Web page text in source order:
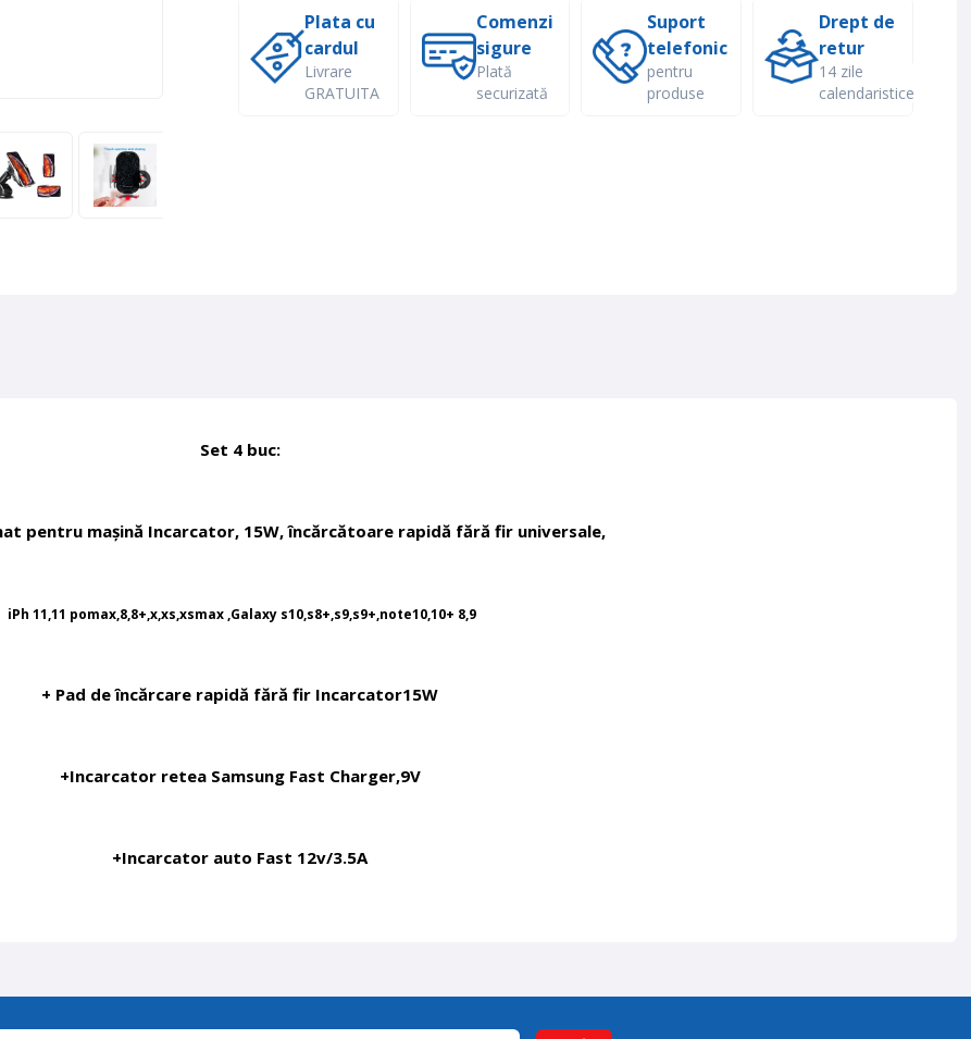
Plata cu
cardul
Livrare
GRATUITA
Comenzi
sigure
Plată
securizată
Suport
telefonic
pentru
produse
Drept de
retur
14 zile
calendaristice
Set 4 buc:
pentru mașină Incarcator, 15W, încărcătoare rapidă fără fir universale,
iPh 11,11 pomax,8,8+,x,xs,xsmax ,Galaxy s10,s8+,s9,s9+,note10,10+ 8,9
+ Pad de încărcare rapidă fără fir Incarcator15W
+Incarcator retea Samsung Fast Charger,9V
+Incarcator auto Fast 12v/3.5A